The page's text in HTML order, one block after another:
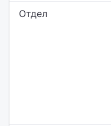
Отдел